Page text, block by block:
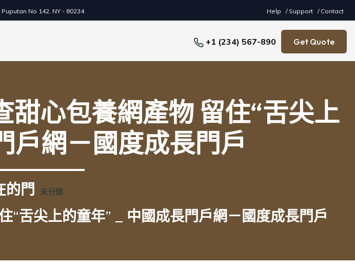
Puputan No 142, NY - 80234 Help / Support / Contact
+1 (234) 567-890 Get Quote
甜心包養網產物 留住“舌尖上
戶網－國度成長門戶
的門 未分類
“舌尖上的童年” _ 中國成長門戶網－國度成長門戶